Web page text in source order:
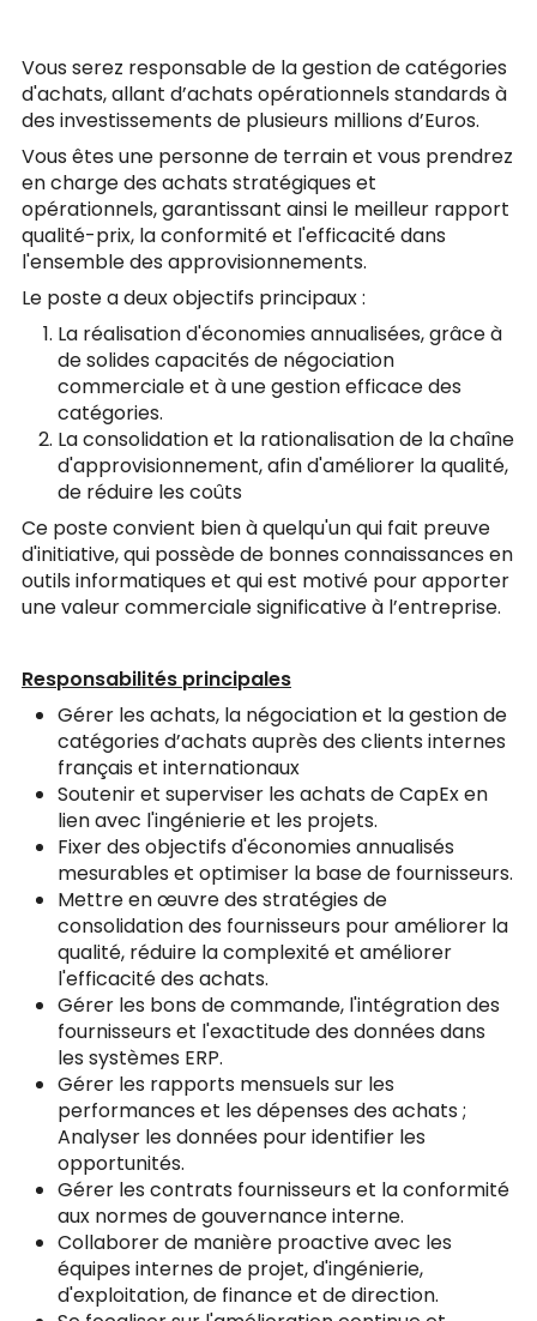
Vous serez responsable de la gestion de catégories
d'achats, allant d’achats opérationnels standards à
des investissements de plusieurs millions d’Euros.
Vous êtes une personne de terrain et vous prendrez
en charge des achats stratégiques et
opérationnels, garantissant ainsi le meilleur rapport
qualité-prix, la conformité et l'efficacité dans
l'ensemble des approvisionnements.
Le poste a deux objectifs principaux :
La réalisation d'économies annualisées, grâce à
de solides capacités de négociation
commerciale et à une gestion efficace des
catégories.
La consolidation et la rationalisation de la chaîne
d'approvisionnement, afin d'améliorer la qualité,
de réduire les coûts
Ce poste convient bien à quelqu'un qui fait preuve
d'initiative, qui possède de bonnes connaissances en
outils informatiques et qui est motivé pour apporter
une valeur commerciale significative à l’entreprise.
Responsabilités principales
Gérer les achats, la négociation et la gestion de
catégories d’achats auprès des clients internes
français et internationaux
Soutenir et superviser les achats de CapEx en
lien avec l'ingénierie et les projets.
Fixer des objectifs d'économies annualisés
mesurables et optimiser la base de fournisseurs.
Mettre en œuvre des stratégies de
consolidation des fournisseurs pour améliorer la
qualité, réduire la complexité et améliorer
l'efficacité des achats.
Gérer les bons de commande, l'intégration des
fournisseurs et l'exactitude des données dans
les systèmes ERP.
Gérer les rapports mensuels sur les
performances et les dépenses des achats ;
Analyser les données pour identifier les
opportunités.
Gérer les contrats fournisseurs et la conformité
aux normes de gouvernance interne.
Collaborer de manière proactive avec les
équipes internes de projet, d'ingénierie,
d'exploitation, de finance et de direction.